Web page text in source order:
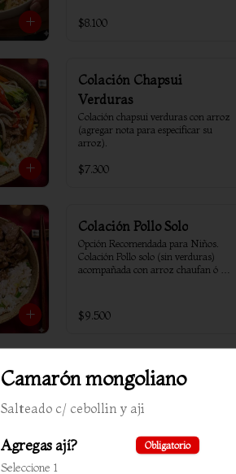
$8.100
Colación Chapsui
Verduras
Colación chapsui verduras con arroz
(agregar nota para especificar su
arroz).
$7.300
Colación Pollo Solo
Opción Recomendada para Niños.
Colación Pollo solo (sin verduras)
acompañada con arroz chaufan ó
$9.500
Camarón mongoliano
Salteado c/ cebollin y aji
Agregas ají? Obligatorio
Seleccione 1